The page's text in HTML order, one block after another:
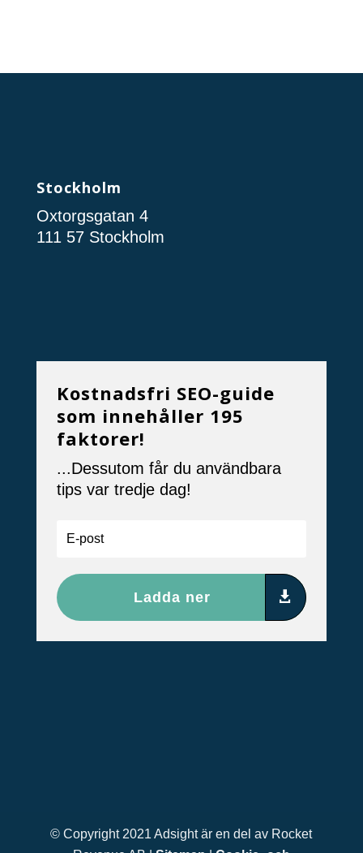
Stockholm
Oxtorgsgatan 4
111 57 Stockholm
Kostnadsfri SEO-guide
som innehåller 195
faktorer!
...Dessutom får du användbara
tips var tredje dag!
Ladda ner
© Copyright 2021 Adsight är en del av Rocket